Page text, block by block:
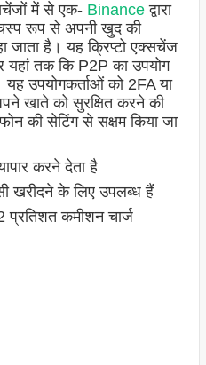
में से एक- Binanceद्वारा
रूप से अपनी खुद की
जाता है। यह क्रिप्टो एक्सचेंज
तक ​​कि P2P का उपयोग
उपयोगकर्ताओं को 2FA या
खाते को सुरक्षित करने की
की सेटिंग से सक्षम किया जा
करने देता है
खरीदने के लिए उपलब्ध हैं
प्रतिशत कमीशन चार्ज